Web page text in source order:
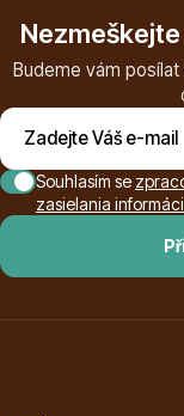
Dekorace
Dárkový
Budeme vám
Souhlasím se
zasielania